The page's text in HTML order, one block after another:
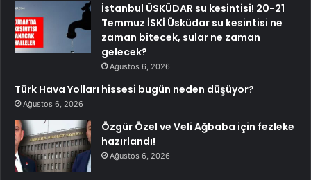
İstanbul ÜSKÜDAR su kesintisi! 20-21
Temmuz İSKİ Üsküdar su kesintisi ne
zaman bitecek, sular ne zaman
gelecek?
Ağustos 6, 2026
Türk Hava Yolları hissesi bugün neden düşüyor?
Ağustos 6, 2026
Özgür Özel ve Veli Ağbaba için fezleke
hazırlandı!
Ağustos 6, 2026